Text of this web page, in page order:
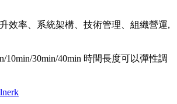
效率、系統架構、技術管理、組織營運,
10min/30min/40min 時間長度可以彈性調